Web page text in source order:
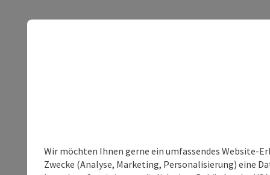
Wir möchten Ihnen gerne ein umfassendes Website-
Zwecke (Analyse, Marketing, Personalisierung) eine